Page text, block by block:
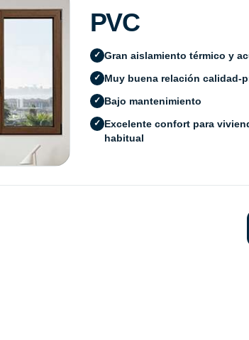
PVC
Gran aislamiento térmico y
Muy buena relación calidad-
Bajo mantenimiento
Excelente confort para
habitual